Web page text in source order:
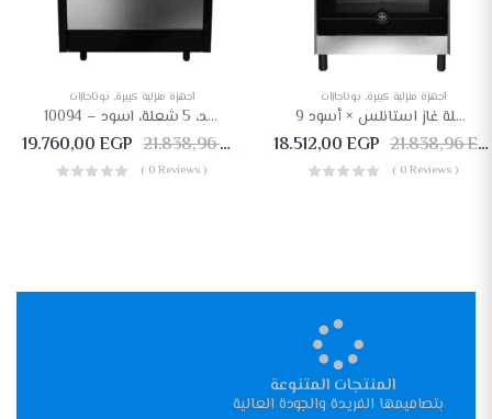
أجهزة منزلية كبيرة, بوتاجازات
بوتجاز غاز فريش راستك جولد، 5 شعلة، اسود – 10094
19.760,00EGP 21.838,96EGP
( 0 Reviews )
أجهزة منزلية كبيرة, بوتاجازات
بوتاجاز لاجيرمانيا 90 × 60 – 5 شعلة غاز استانلس × أسود 9M10GRB1X4AWW
18.512,00EGP 21.838,96EGP
( 0 Reviews )
المنتجات المتنوعة
بتصاميمها الفريدة والجودة العالية